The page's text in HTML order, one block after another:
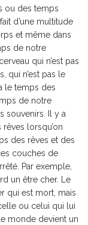
ou des temps
d’une multitude
et même dans
de notre
qui n’est pas
qui n’est pas le
le temps des
de notre
souvenirs. Il y a
lorsqu’on
des rêves et des
couches de
Par exemple,
un être cher. Le
qui est mort, mais
ou celui qui lui
monde devient un